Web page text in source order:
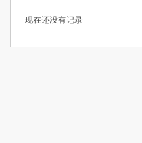
现在还没有记录